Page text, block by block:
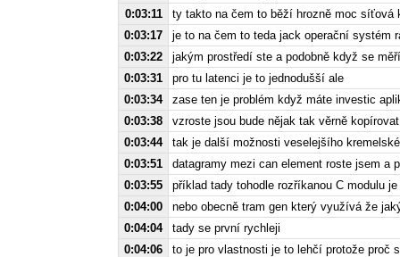
0:03:11
ty takto na čem to běží hrozně moc síťová
0:03:17
je to na čem to teda jack operační systém
0:03:22
jakým prostředí ste a podobně když se
0:03:31
pro tu latenci je to jednodušší ale
0:03:34
zase ten je problém když máte investic
0:03:38
vzroste jsou bude nějak tak věrně
0:03:44
tak je další možnosti veselejšího
0:03:51
datagramy mezi can element roste jsem a
0:03:55
příklad tady tohodle rozříkanou C modulu
0:04:00
nebo obecně tram gen který využívá že
0:04:04
tady se první rychleji
0:04:06
to je pro vlastnosti je to lehčí protože proč